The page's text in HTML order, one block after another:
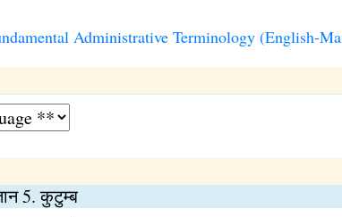
Administrative Terminology (English-
5. कुटुम्ब